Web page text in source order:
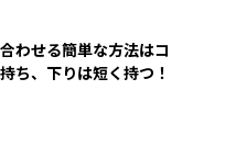
わせる簡単な方法はコ
ち、下りは短く持つ！